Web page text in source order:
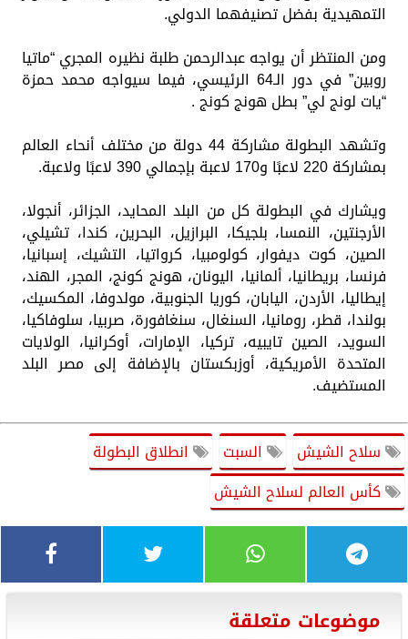
التمهيدية بفضل تصنيفهما الدولي.
ومن المنتظر أن يواجه عبدالرحمن طلبة نظيره المجري “ماتيا
روبين” في دور الـ64 الرئيسي، فيما سيواجه محمد حمزة
“يات لونج لي” بطل هونج كونج .
وتشهد البطولة مشاركة 44 دولة من مختلف أنحاء العالم
بمشاركة 220 لاعبًا و170 لاعبة بإجمالي 390 لاعبًا ولاعبة.
ويشارك في البطولة كل من البلد المحايد، الجزائر، أنجولا،
الأرجنتين، النمسا، بلجيكا، البرازيل، البحرين، كندا، تشيلي،
الصين، كوت ديفوار، كولومبيا، كرواتيا، التشيك، إسبانيا،
فرنسا، بريطانيا، ألمانيا، اليونان، هونج كونج، المجر، الهند،
إيطاليا، الأردن، اليابان، كوريا الجنوبية، مولدوفا، المكسيك،
بولندا، قطر، رومانيا، السنغال، سنغافورة، صربيا، سلوفاكيا،
السويد، الصين تايبيه، تركيا، الإمارات، أوكرانيا، الولايات
المتحدة الأمريكية، أوزبكستان بالإضافة إلى مصر البلد
المستضيف.
سلاح الشيش السبت
انطلاق البطولة
كأس العالم لسلاح الشيش
موضوعات متعلقة